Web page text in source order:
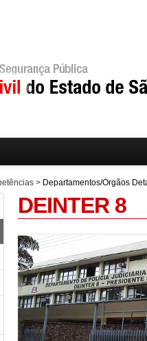
> Departamentos/Órgãos
DEINTER 8